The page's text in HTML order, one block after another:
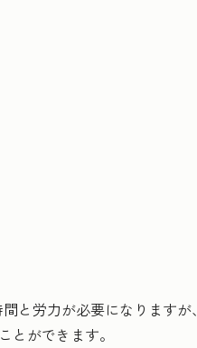
と労力が必要になりますが、
ができます。